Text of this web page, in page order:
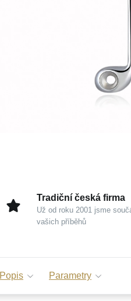
Tradiční česká firma
Už od roku 2001 jsme
vašich příběhů
Popis Parametry